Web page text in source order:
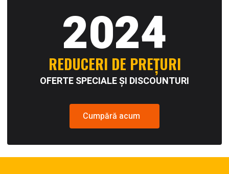
2024
REDUCERI DE PREȚURI
OFERTE SPECIALE ȘI DISCOUNTURI
Cumpără acum